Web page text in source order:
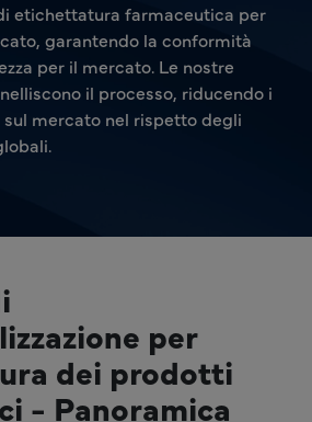
etichettatura farmaceutica per
garantendo la conformità
per il mercato. Le nostre
il processo, riducendo i
mercato nel rispetto degli
per
dei prodotti
- Panoramica